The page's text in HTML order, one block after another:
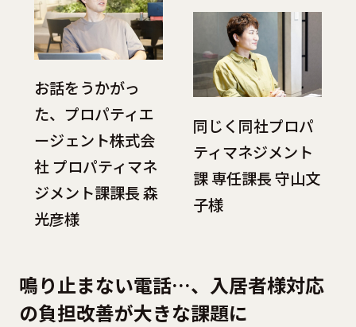
お話をうかがっ
た、プロパティエ
ージェント株式会
社 プロパティマネ
ジメント課課長 森
光彦様
同じく同社プロパ
ティマネジメント
課 専任課長 守山文
子様
鳴り止まない電話…、入居者様対応
の負担改善が大きな課題に